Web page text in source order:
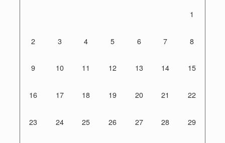
1
2 3 4 5 6 7 8
9 10 11 12 13 14 15
16 17 18 19 20 21 22
23 24 25 26 27 28 29